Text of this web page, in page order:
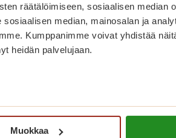
räätälöimiseen, sosiaalisen median
median, mainosalan ja
Kumppanimme voivat yhdistää
heidän palvelujaan.
Muokkaa